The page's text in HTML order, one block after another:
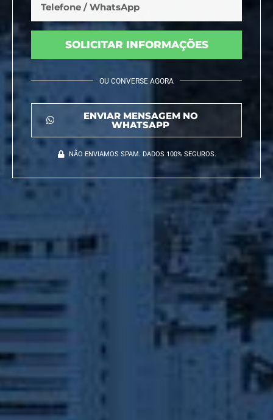
SOLICITAR INFORMAÇÕES
OU CONVERSE AGORA
ENVIAR MENSAGEM NO
WHATSAPP
NÃO ENVIAMOS SPAM. DADOS 100% SEGUROS.